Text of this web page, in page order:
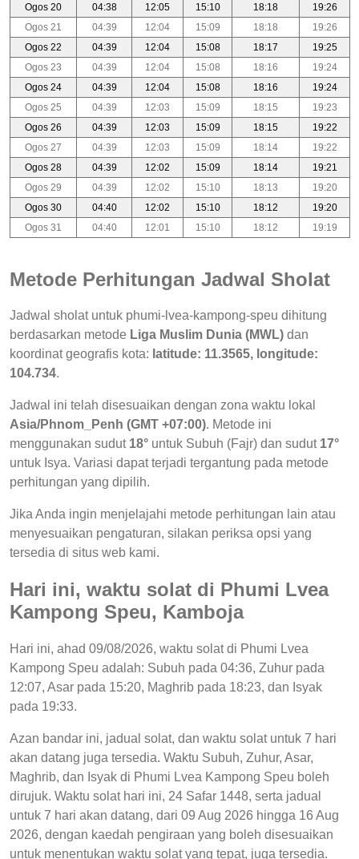
Ogos 20
04:38 12:05 15:10 18:18
19:26
Ogos 21
04:39 12:04 15:09 18:18
19:26
Ogos 22
04:39 12:04 15:08 18:17
19:25
Ogos 23
04:39 12:04 15:08 18:16
19:24
Ogos 24
04:39 12:04 15:08 18:16
19:24
Ogos 25
04:39 12:03 15:09 18:15
19:23
Ogos 26
04:39 12:03 15:09 18:15
19:22
Ogos 27
04:39 12:03 15:09 18:14
19:22
Ogos 28
04:39 12:02 15:09 18:14
19:21
Ogos 29
04:39 12:02 15:10 18:13
19:20
Ogos 30
04:40 12:02 15:10 18:12
19:20
Ogos 31
04:40 12:01 15:10 18:12 19:19
Metode Perhitungan Jadwal Sholat
Jadwal sholat untuk phumi-lvea-kampong-speu dihitung
berdasarkan metode Liga Muslim Dunia (MWL) dan
koordinat geografis kota: latitude: 11.3565, longitude:
104.734.
Jadwal ini telah disesuaikan dengan zona waktu lokal
Asia/Phnom_Penh (GMT +07:00). Metode ini
menggunakan sudut 18° untuk Subuh (Fajr) dan sudut 17°
untuk Isya. Variasi dapat terjadi tergantung pada metode
perhitungan yang dipilih.
Jika Anda ingin menjelajahi metode perhitungan lain atau
menyesuaikan pengaturan, silakan periksa opsi yang
tersedia di situs web kami.
Hari ini, waktu solat di Phumi Lvea
Kampong Speu, Kamboja
Hari ini, ahad 09/08/2026, waktu solat di Phumi Lvea
Kampong Speu adalah: Subuh pada 04:36, Zuhur pada
12:07, Asar pada 15:20, Maghrib pada 18:23, dan Isyak
pada 19:33.
Azan bandar ini, jadual solat, dan waktu solat untuk 7 hari
akan datang juga tersedia. Waktu Subuh, Zuhur, Asar,
Maghrib, dan Isyak di Phumi Lvea Kampong Speu boleh
dirujuk. Waktu solat hari ini, 24 Safar 1448, serta jadual
untuk 7 hari akan datang, dari 09 Aug 2026 hingga 16 Aug
2026, dengan kaedah pengiraan yang boleh disesuaikan
untuk menentukan waktu solat yang tepat, juga tersedia.